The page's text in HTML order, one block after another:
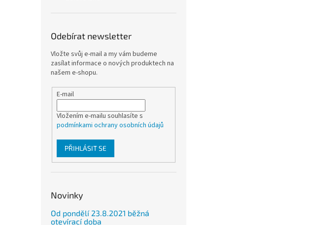
Odebírat newsletter
Vložte svůj e-mail a my vám budeme
zasílat informace o nových produktech na
našem e-shopu.
E-mail
Vložením e-mailu souhlasíte s
podmínkami ochrany osobních údajů
PŘIHLÁSIT SE
Novinky
Od pondělí 23.8.2021 běžná
otevírací doba